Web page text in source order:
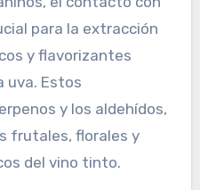
para la extracción
y flavorizantes
uva. Estos
y los aldehídos,
frutales, florales y
del vino tinto.